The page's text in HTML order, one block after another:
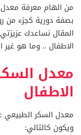
من الهام معرفة
بصفة دورية كجزء من
المقال نساعدك
الاطفال .. وما هو غير
معدل
الاطفال
معدل السكر الطبيعي
ويكون كالتالي: